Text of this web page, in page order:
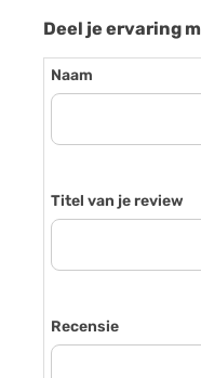
Deel je ervaring
Naam
Titel van je review
Recensie